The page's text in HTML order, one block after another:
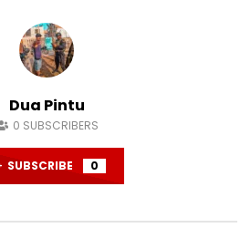
Dua Pintu
0 SUBSCRIBERS
SUBSCRIBE 0